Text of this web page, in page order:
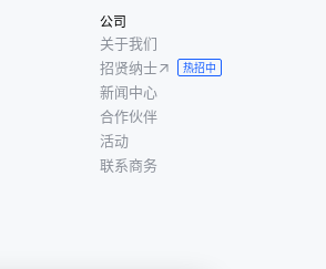
公司
关于我们
招贤纳士
热招中
新闻中心
合作伙伴
活动
联系商务